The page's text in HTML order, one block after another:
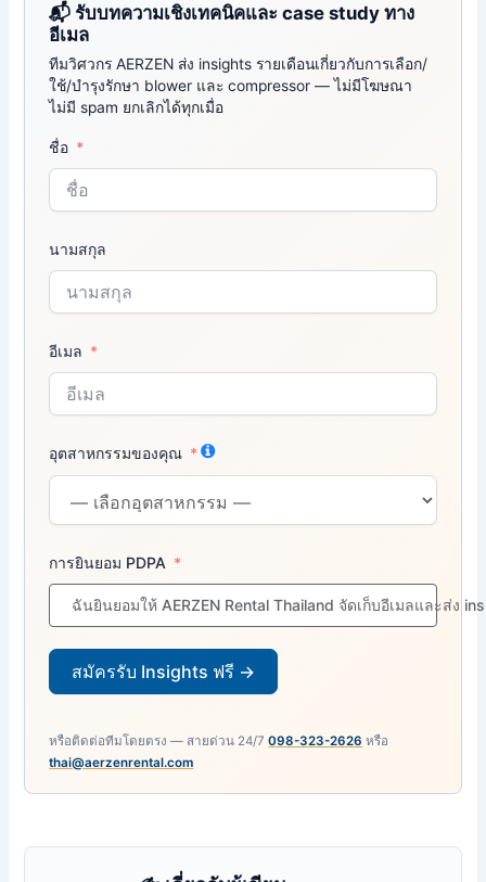
📬 รับบทความเชิงเทคนิคและ case study ทาง
อีเมล
ทีมวิศวกร AERZEN ส่ง insights รายเดือนเกี่ยวกับการเลือก/
ใช้/บำรุงรักษา blower และ compressor — ไม่มีโฆษณา
ไม่มี spam ยกเลิกได้ทุกเมื่อ
ชื่อ
นามสกุล
อีเมล
อุตสาหกรรมของคุณ
การยินยอม PDPA
ฉันยินยอมให้ AERZEN Rental Thailand จัดเก็บอีเมลและส่ง
สมัครรับ Insights ฟรี →
หรือติดต่อทีมโดยตรง — สายด่วน 24/7098-323-2626 หรือ
thai@aerzenrental.com